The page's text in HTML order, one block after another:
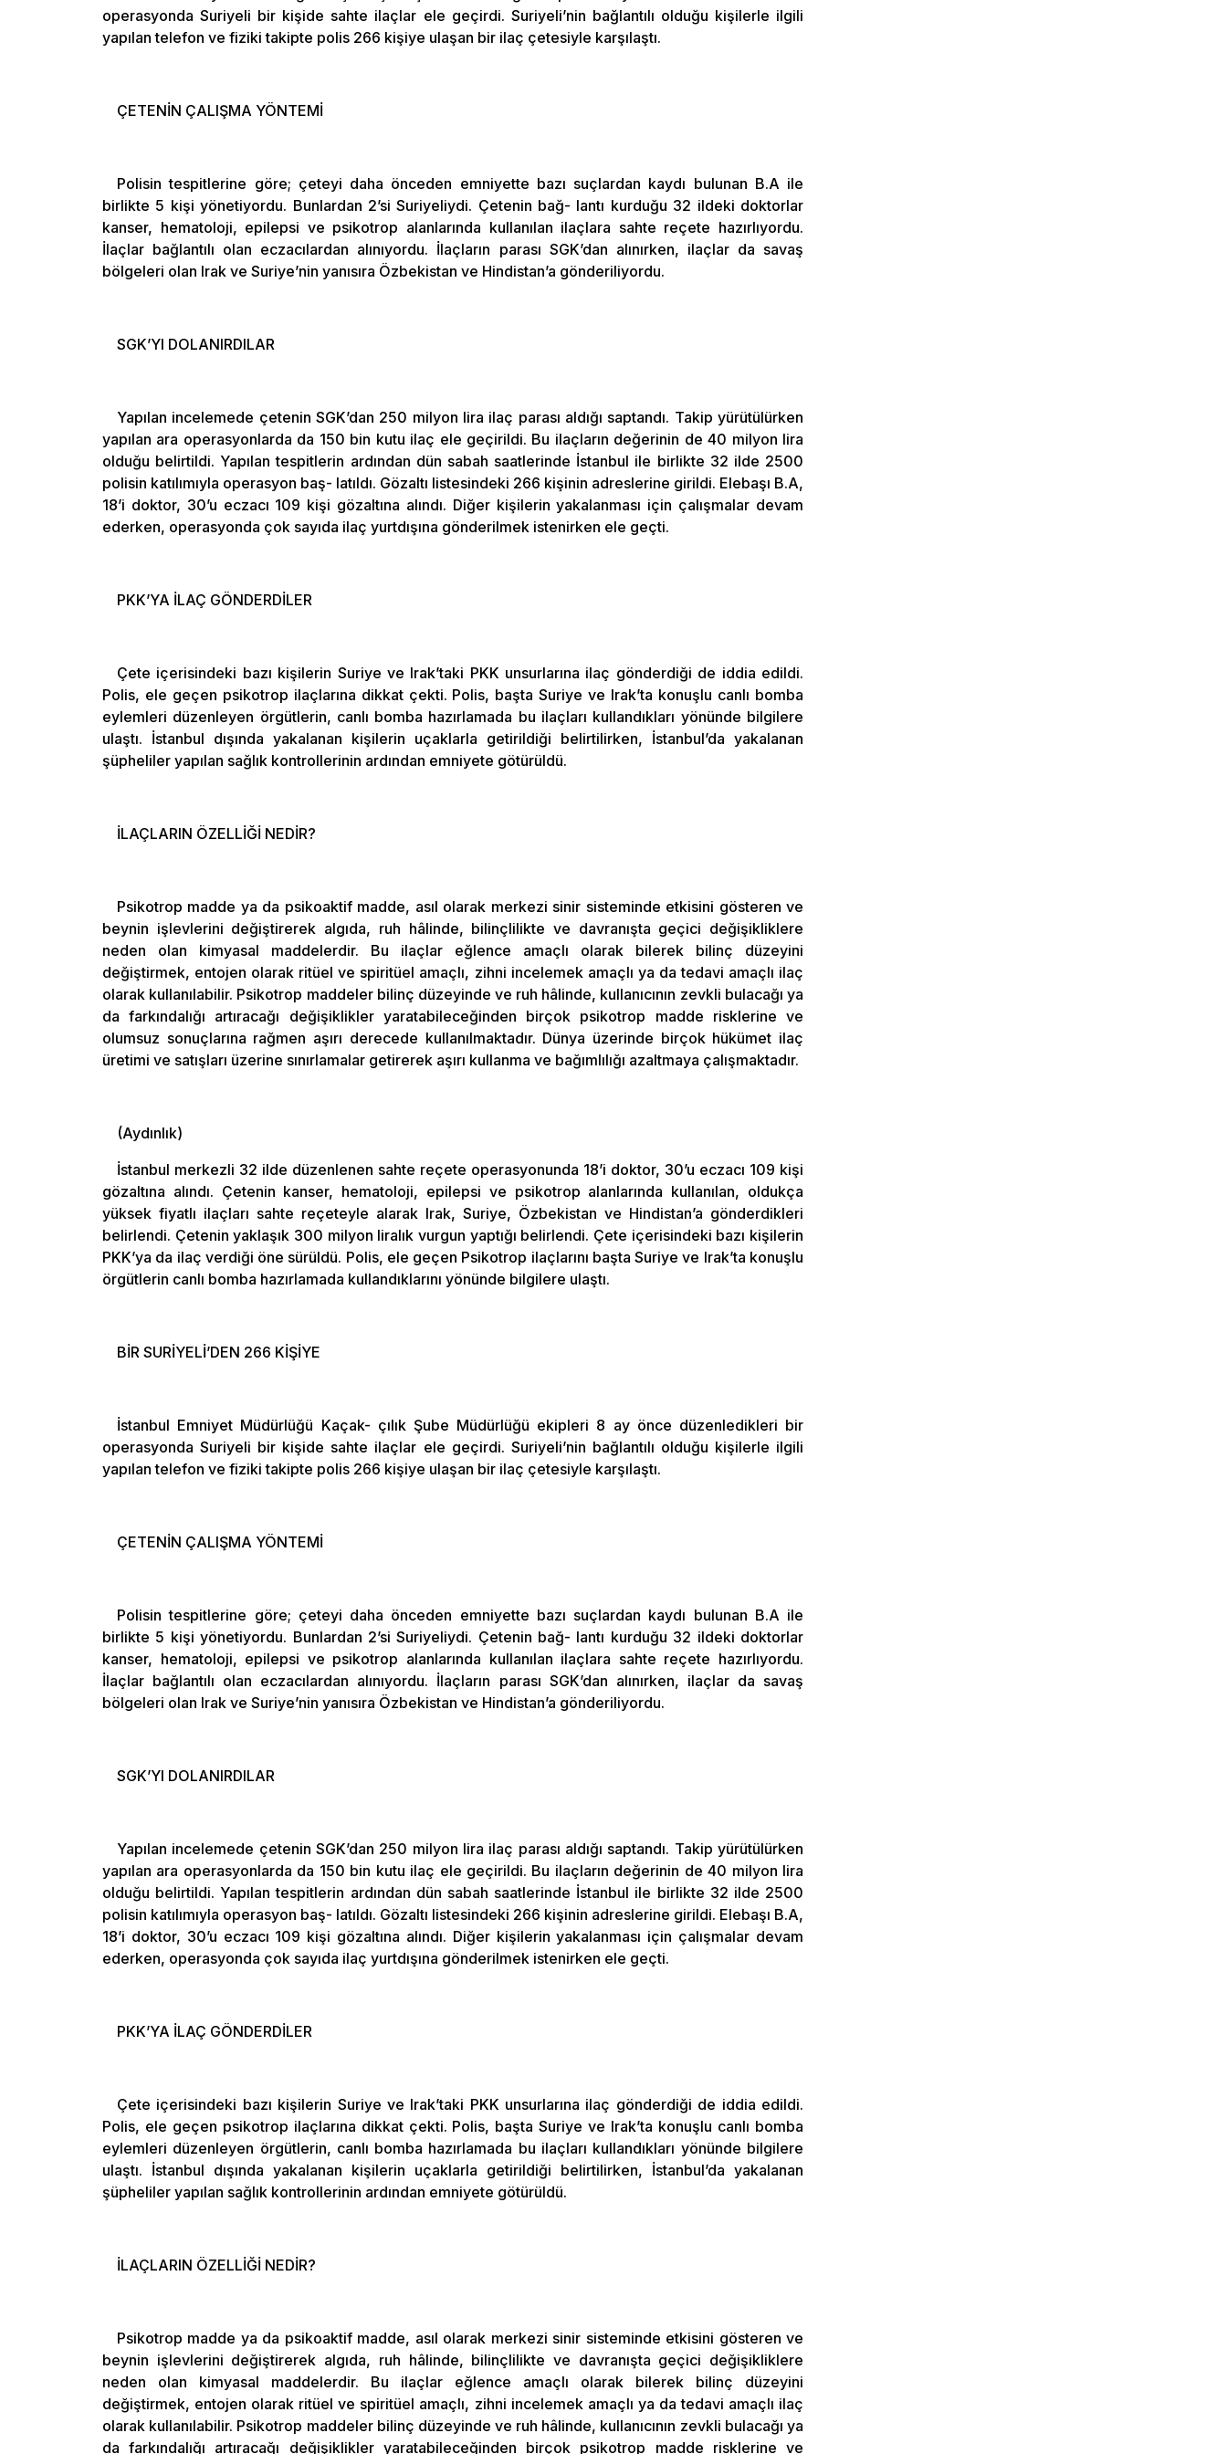
operasyonda Suriyeli bir kişide sahte ilaçlar ele geçirdi. Suriyeli’nin bağlantılı olduğu kişilerle ilgili
yapılan telefon ve fiziki takipte polis 266 kişiye ulaşan bir ilaç çetesiyle karşılaştı.
ÇETENİN ÇALIŞMA YÖNTEMİ
Polisin tespitlerine göre; çeteyi daha önceden emniyette bazı suçlardan kaydı bulunan B.A ile
birlikte 5 kişi yönetiyordu. Bunlardan 2’si Suriyeliydi. Çetenin bağ- lantı kurduğu 32 ildeki doktorlar
kanser, hematoloji, epilepsi ve psikotrop alanlarında kullanılan ilaçlara sahte reçete hazırlıyordu.
İlaçlar bağlantılı olan eczacılardan alınıyordu. İlaçların parası SGK’dan alınırken, ilaçlar da savaş
bölgeleri olan Irak ve Suriye’nin yanısıra Özbekistan ve Hindistan’a gönderiliyordu.
SGK’YI DOLANIRDILAR
Yapılan incelemede çetenin SGK’dan 250 milyon lira ilaç parası aldığı saptandı. Takip yürütülürken
yapılan ara operasyonlarda da 150 bin kutu ilaç ele geçirildi. Bu ilaçların değerinin de 40 milyon lira
olduğu belirtildi. Yapılan tespitlerin ardından dün sabah saatlerinde İstanbul ile birlikte 32 ilde 2500
polisin katılımıyla operasyon baş- latıldı. Gözaltı listesindeki 266 kişinin adreslerine girildi. Elebaşı B.A,
18’i doktor, 30’u eczacı 109 kişi gözaltına alındı. Diğer kişilerin yakalanması için çalışmalar devam
ederken, operasyonda çok sayıda ilaç yurtdışına gönderilmek istenirken ele geçti.
PKK’YA İLAÇ GÖNDERDİLER
Çete içerisindeki bazı kişilerin Suriye ve Irak’taki PKK unsurlarına ilaç gönderdiği de iddia edildi.
Polis, ele geçen psikotrop ilaçlarına dikkat çekti. Polis, başta Suriye ve Irak’ta konuşlu canlı bomba
eylemleri düzenleyen örgütlerin, canlı bomba hazırlamada bu ilaçları kullandıkları yönünde bilgilere
ulaştı. İstanbul dışında yakalanan kişilerin uçaklarla getirildiği belirtilirken, İstanbul’da yakalanan
şüpheliler yapılan sağlık kontrollerinin ardından emniyete götürüldü.
İLAÇLARIN ÖZELLİĞİ NEDİR?
Psikotrop madde ya da psikoaktif madde, asıl olarak merkezi sinir sisteminde etkisini gösteren ve
beynin işlevlerini değiştirerek algıda, ruh hâlinde, bilinçlilikte ve davranışta geçici değişikliklere
neden olan kimyasal maddelerdir. Bu ilaçlar eğlence amaçlı olarak bilerek bilinç düzeyini
değiştirmek, entojen olarak ritüel ve spiritüel amaçlı, zihni incelemek amaçlı ya da tedavi amaçlı ilaç
olarak kullanılabilir. Psikotrop maddeler bilinç düzeyinde ve ruh hâlinde, kullanıcının zevkli bulacağı ya
da farkındalığı artıracağı değişiklikler yaratabileceğinden birçok psikotrop madde risklerine ve
olumsuz sonuçlarına rağmen aşırı derecede kullanılmaktadır. Dünya üzerinde birçok hükümet ilaç
üretimi ve satışları üzerine sınırlamalar getirerek aşırı kullanma ve bağımlılığı azaltmaya çalışmaktadır.
(Aydınlık)
İstanbul merkezli 32 ilde düzenlenen sahte reçete operasyonunda 18’i doktor, 30’u eczacı 109 kişi
gözaltına alındı. Çetenin kanser, hematoloji, epilepsi ve psikotrop alanlarında kullanılan, oldukça
yüksek fiyatlı ilaçları sahte reçeteyle alarak Irak, Suriye, Özbekistan ve Hindistan’a gönderdikleri
belirlendi. Çetenin yaklaşık 300 milyon liralık vurgun yaptığı belirlendi. Çete içerisindeki bazı kişilerin
PKK’ya da ilaç verdiği öne sürüldü. Polis, ele geçen Psikotrop ilaçlarını başta Suriye ve Irak’ta konuşlu
örgütlerin canlı bomba hazırlamada kullandıklarını yönünde bilgilere ulaştı.
BİR SURİYELİ’DEN 266 KİŞİYE
İstanbul Emniyet Müdürlüğü Kaçak- çılık Şube Müdürlüğü ekipleri 8 ay önce düzenledikleri bir
operasyonda Suriyeli bir kişide sahte ilaçlar ele geçirdi. Suriyeli’nin bağlantılı olduğu kişilerle ilgili
yapılan telefon ve fiziki takipte polis 266 kişiye ulaşan bir ilaç çetesiyle karşılaştı.
ÇETENİN ÇALIŞMA YÖNTEMİ
Polisin tespitlerine göre; çeteyi daha önceden emniyette bazı suçlardan kaydı bulunan B.A ile
birlikte 5 kişi yönetiyordu. Bunlardan 2’si Suriyeliydi. Çetenin bağ- lantı kurduğu 32 ildeki doktorlar
kanser, hematoloji, epilepsi ve psikotrop alanlarında kullanılan ilaçlara sahte reçete hazırlıyordu.
İlaçlar bağlantılı olan eczacılardan alınıyordu. İlaçların parası SGK’dan alınırken, ilaçlar da savaş
bölgeleri olan Irak ve Suriye’nin yanısıra Özbekistan ve Hindistan’a gönderiliyordu.
SGK’YI DOLANIRDILAR
Yapılan incelemede çetenin SGK’dan 250 milyon lira ilaç parası aldığı saptandı. Takip yürütülürken
yapılan ara operasyonlarda da 150 bin kutu ilaç ele geçirildi. Bu ilaçların değerinin de 40 milyon lira
olduğu belirtildi. Yapılan tespitlerin ardından dün sabah saatlerinde İstanbul ile birlikte 32 ilde 2500
polisin katılımıyla operasyon baş- latıldı. Gözaltı listesindeki 266 kişinin adreslerine girildi. Elebaşı B.A,
18’i doktor, 30’u eczacı 109 kişi gözaltına alındı. Diğer kişilerin yakalanması için çalışmalar devam
ederken, operasyonda çok sayıda ilaç yurtdışına gönderilmek istenirken ele geçti.
PKK’YA İLAÇ GÖNDERDİLER
Çete içerisindeki bazı kişilerin Suriye ve Irak’taki PKK unsurlarına ilaç gönderdiği de iddia edildi.
Polis, ele geçen psikotrop ilaçlarına dikkat çekti. Polis, başta Suriye ve Irak’ta konuşlu canlı bomba
eylemleri düzenleyen örgütlerin, canlı bomba hazırlamada bu ilaçları kullandıkları yönünde bilgilere
ulaştı. İstanbul dışında yakalanan kişilerin uçaklarla getirildiği belirtilirken, İstanbul’da yakalanan
şüpheliler yapılan sağlık kontrollerinin ardından emniyete götürüldü.
İLAÇLARIN ÖZELLİĞİ NEDİR?
Psikotrop madde ya da psikoaktif madde, asıl olarak merkezi sinir sisteminde etkisini gösteren ve
beynin işlevlerini değiştirerek algıda, ruh hâlinde, bilinçlilikte ve davranışta geçici değişikliklere
neden olan kimyasal maddelerdir. Bu ilaçlar eğlence amaçlı olarak bilerek bilinç düzeyini
değiştirmek, entojen olarak ritüel ve spiritüel amaçlı, zihni incelemek amaçlı ya da tedavi amaçlı ilaç
olarak kullanılabilir. Psikotrop maddeler bilinç düzeyinde ve ruh hâlinde, kullanıcının zevkli bulacağı ya
da farkındalığı artıracağı değişiklikler yaratabileceğinden birçok psikotrop madde risklerine ve